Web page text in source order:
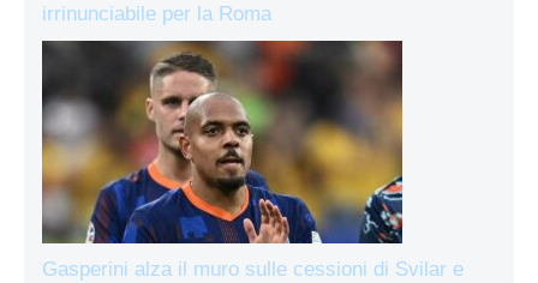
irrinunciabile per la Roma
Gasperini alza il muro sulle cessioni di Svilar e